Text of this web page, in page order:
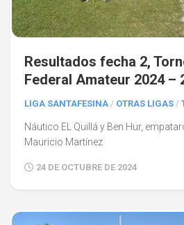
Resultados fecha 2,
Federal Amateur 2024 –
LIGA SANTAFESINA / OTRAS LIGAS /
Náutico EL Quillá y Ben Hur,
Mauricio Martínez
24 DE OCTUBRE DE 2024